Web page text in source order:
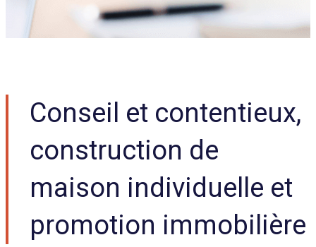
Conseil et contentieux,
construction de
maison individuelle et
promotion immobilière